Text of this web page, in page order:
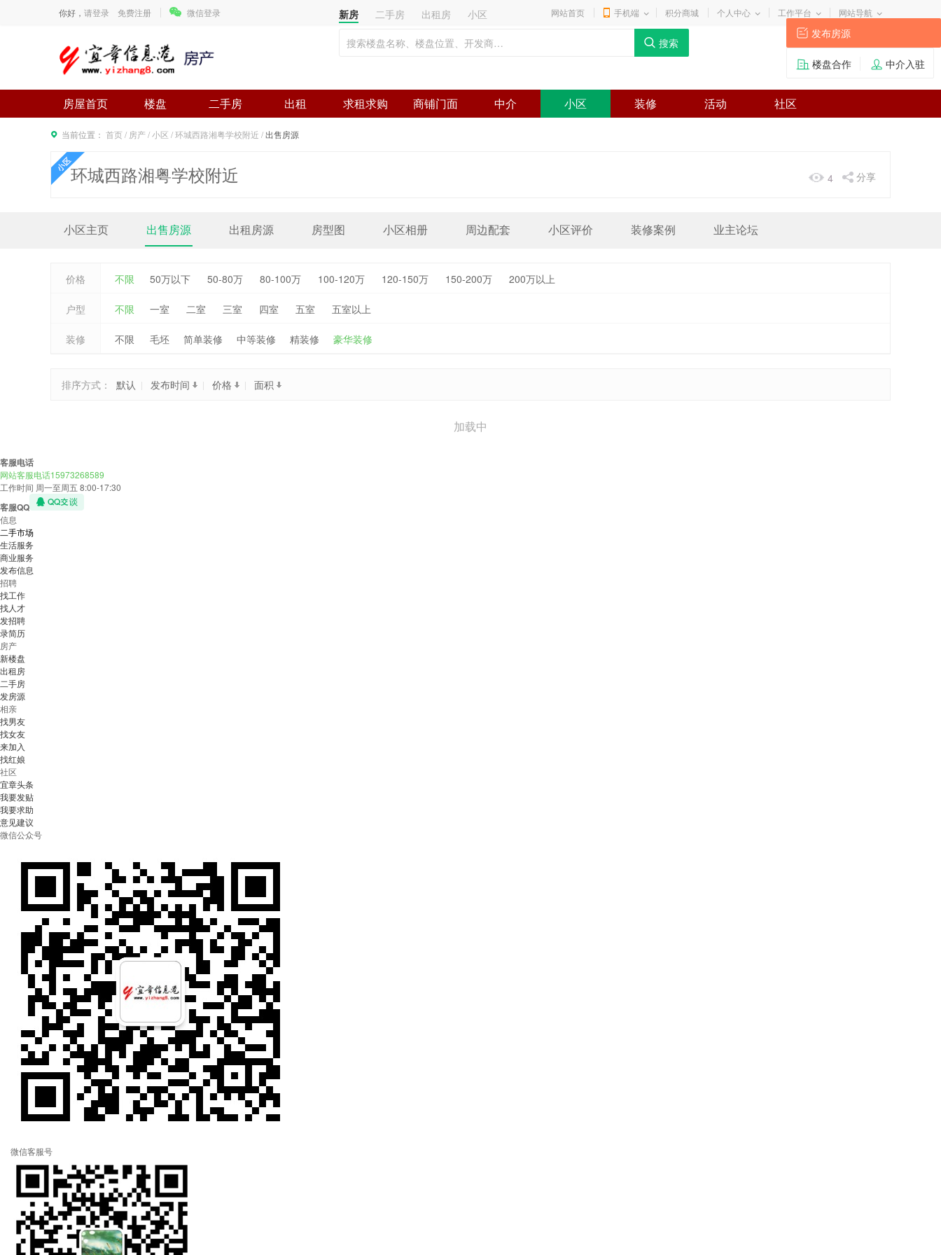
你好， 请登录 免费注册 微信登录 网站首页 手机端 积分商城 个人中心 工作平台 网站导航
新房 二手房 出租房
小区
发布房源
楼盘合作 中介入驻
房屋首页 楼盘 二手房 出租 求租求购 商铺门面 中介 小区 装修 活动 社区
当前位置： 首页/ 房产/小区 /环城西路湘粤学校附近 /出售房源
4 分享
环城西路湘粤学校附近
小区主页 出售房源 出租房源 房型图 小区相册 周边配套 小区评价 装修案例 业主论坛
价格 不限 50万以下 50-80万 80-100万 100-120万 120-150万 150-200万 200万以上
户型 不限 一室 二室 三室 四室 五室 五室以上
装修 不限 毛坯 简单装修 中等装修 精装修 豪华装修
排序方式： 默认 发布时间 价格 面积
加载中
客服电话
网站客服电话15973268589
工作时间 周一至周五 8:00-17:30
客服QQ
信息
二手市场
生活服务
商业服务
发布信息
招聘
找工作
找人才
发招聘
录简历
房产
新楼盘
出租房
二手房
发房源
相亲
找男友
找女友
来加入
找红娘
社区
宜章头条
我要发贴
我要求助
意见建议
微信公众号
微信客服号